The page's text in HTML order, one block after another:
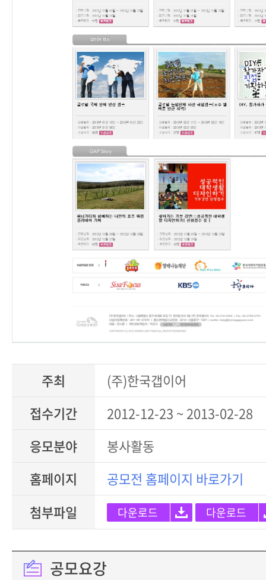
주최
(주)한국갭이어
접수기간
2012-12-23 ~ 2013-02-28
응모분야
봉사활동
홈페이지
공모전 홈페이지 바로가기
첨부파일
다운로드 다운로드
공모요강